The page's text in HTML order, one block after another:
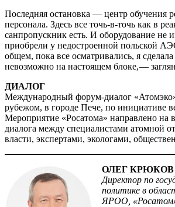
Последняя остановка — центр обучения
персонала. Здесь все точь-в-точь как в
санпропускник есть. И оборудование не
приобрели у недостроенной польской
общем, пока все осматривались, я
невозможно на настоящем блоке, —
ДИАЛОГ
Международный форум-диалог
рубежом, в городе Пече, по инициативе
Мероприятие «Росатома» направлено на
диалога между специалистами атомной
власти, экспертами, экологами,
ОЛЕГ КРЮКОВ
Директор по
политике в
ЯРОО,